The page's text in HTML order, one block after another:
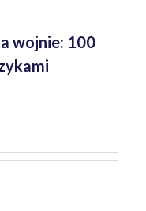
wojnie: 100